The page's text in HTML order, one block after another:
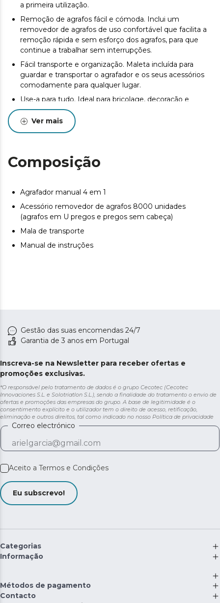
a primeira utilização.
Remoção de agrafos fácil e cómoda. Inclui um
removedor de agrafos de uso confortável que facilita a
remoção rápida e sem esforço dos agrafos, para que
continue a trabalhar sem interrupções.
Fácil transporte e organização. Maleta incluída para
guardar e transportar o agrafador e os seus acessórios
comodamente para qualquer lugar.
Use-a para tudo. Ideal para bricolage, decoração e
reparações rápidas graças à sua compatibilidade com
diferentes tamanhos de agrafos.
Ver mais
Composição
Agrafador manual 4 em 1
Acessório removedor de agrafos 8000 unidades
(agrafos em U pregos e pregos sem cabeça)
Mala de transporte
Manual de instruções
Gestão das suas encomendas 24/7
Garantia de 3 anos em Portugal
Inscreva-se na Newsletter para receber ofertas e
promoções exclusivas.
*O responsável pelo tratamento de dados é o grupo Cecotec (Cecotec
Innovaciones S.L. e Solotriatlon S.L.), sendo a finalidade do tratamento o envio de
ofertas e promoções das empresas do grupo. A base de legitimidade é o
consentimento explícito e o utilizador tem o direito de acesso, retificação,
eliminação e outros direitos, tal como indicado no nosso Política de privacidade
Correo electrónico
Aceito a Termos e Condições
Eu subscrevo!
Categorias
Informação
Métodos de pagamento
Contacto